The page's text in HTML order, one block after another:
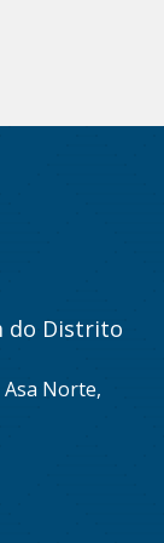
do Distrito
Norte,